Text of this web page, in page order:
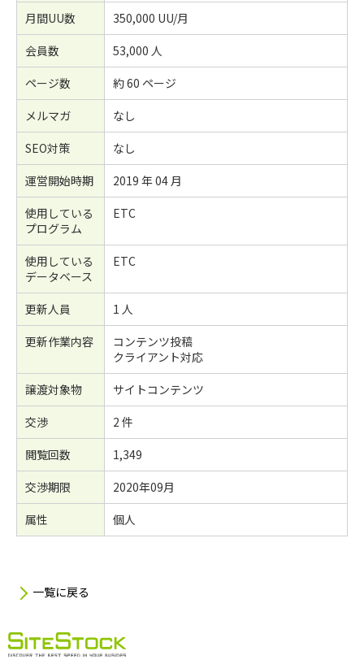
月間UU数
350,000 UU/月
会員数
53,000 人
ページ数
約 60 ページ
メルマガ
なし
SEO対策
なし
運営開始時期
2019 年 04 月
使用している
プログラム
ETC
使用している
データベース
ETC
更新人員
1 人
更新作業内容
コンテンツ投稿
クライアント対応
譲渡対象物
サイトコンテンツ
交渉
2 件
閲覧回数
1,349
交渉期限
2020年09月
属性
個人
一覧に戻る